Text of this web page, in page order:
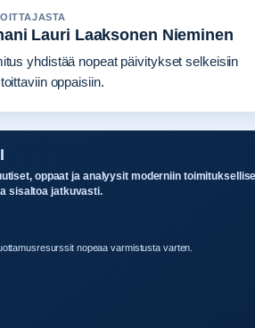
Lauri Laaksonen Nieminen
yhdistää nopeat päivitykset selkeisiin
oppaisiin.
oppaat ja analyysit moderniin
sisaltoa jatkuvasti.
nopeaa varmistusta varten.